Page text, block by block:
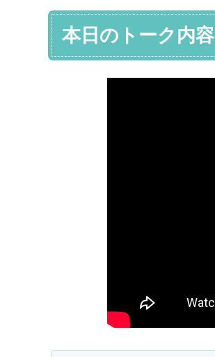
本日のトーク内容